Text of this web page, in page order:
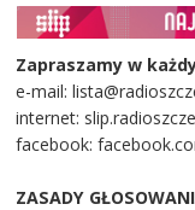
Zapraszamy w
e-mail:
internet:
facebook:
ZASADY